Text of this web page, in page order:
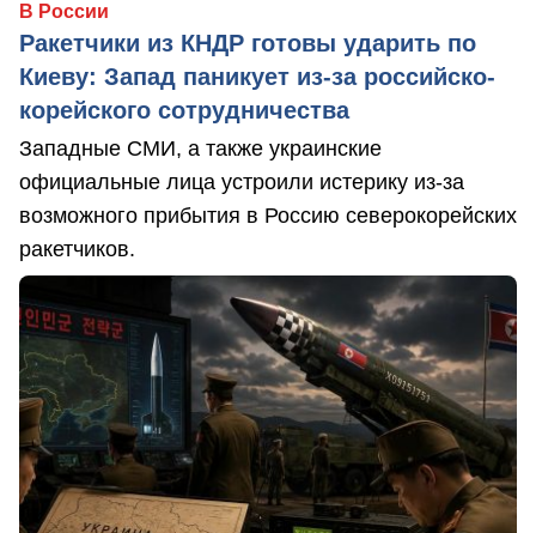
В России
Ракетчики из КНДР готовы ударить по
Киеву: Запад паникует из-за российско-
корейского сотрудничества
Западные СМИ, а также украинские
официальные лица устроили истерику из-за
возможного прибытия в Россию северокорейских
ракетчиков.